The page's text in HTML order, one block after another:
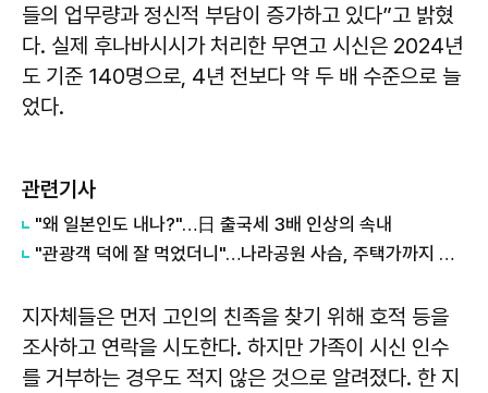
들의 업무량과 정신적 부담이 증가하고 있다”고 밝혔
다. 실제 후나바시시가 처리한 무연고 시신은 2024년
도 기준 140명으로, 4년 전보다 약 두 배 수준으로 늘
었다.
관련기사
"왜 일본인도 내나?"…日 출국세 3배 인상의 속내
"관광객 덕에 잘 먹었더니"…나라공원 사슴, 주택가까지 내려왔다
지자체들은 먼저 고인의 친족을 찾기 위해 호적 등을
조사하고 연락을 시도한다. 하지만 가족이 시신 인수
를 거부하는 경우도 적지 않은 것으로 알려졌다. 한 지